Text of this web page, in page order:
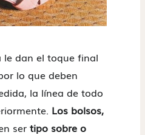
le dan el toque final
lo que deben
la línea de todo
Los bolsos,
sertipo sobre o